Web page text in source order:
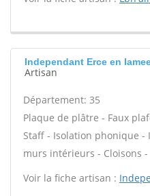
Independant Erce en
Artisan
Département: 35
Plaque de plâtre - Faux
Staff - Isolation phonique
murs intérieurs - Cloisons -
Voir la fiche artisan :